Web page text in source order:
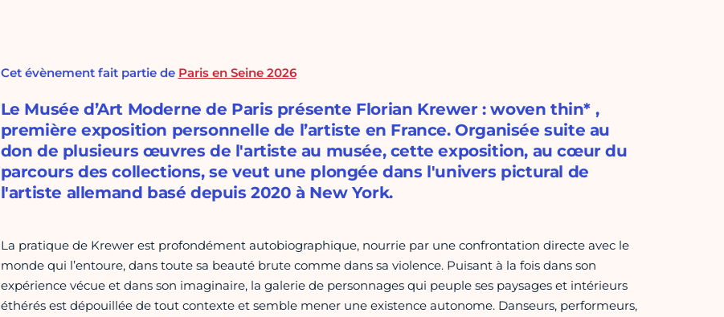
Cet évènement fait partie de Paris en Seine 2026
Le Musée d’Art Moderne de Paris présente Florian Krewer : woven thin* ,
première exposition personnelle de l’artiste en France. Organisée suite au
don de plusieurs œuvres de l'artiste au musée, cette exposition, au cœur du
parcours des collections, se veut une plongée dans l'univers pictural de
l'artiste allemand basé depuis 2020 à New York.
La pratique de Krewer est profondément autobiographique, nourrie par une confrontation directe avec le
monde qui l’entoure, dans toute sa beauté brute comme dans sa violence. Puisant à la fois dans son
expérience vécue et dans son imaginaire, la galerie de personnages qui peuple ses paysages et intérieurs
éthérés est dépouillée de tout contexte et semble mener une existence autonome. Danseurs, performeurs,